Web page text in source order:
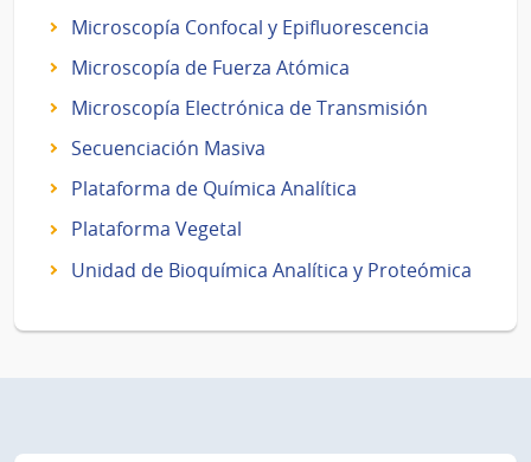
Microscopía Confocal y Epifluorescencia
Microscopía de Fuerza Atómica
Microscopía Electrónica de Transmisión
Secuenciación Masiva
Plataforma de Química Analítica
Plataforma Vegetal
Unidad de Bioquímica Analítica y Proteómica